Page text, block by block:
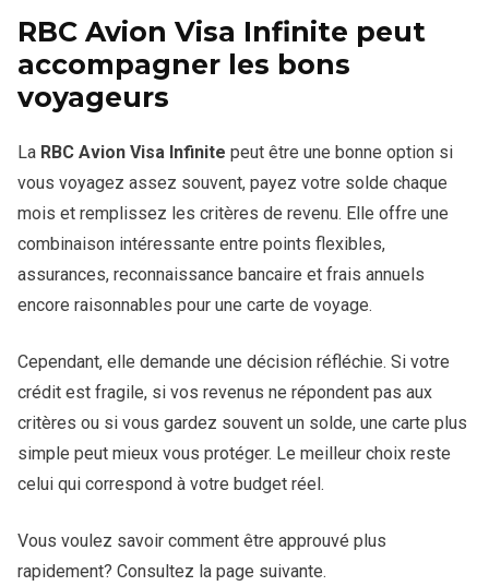
anniversaire. Donc, la valeur complète ne se gagne pas
forcément dès l’approbation.
Face à une carte avec remises en argent, la valeur est
moins immédiate, mais parfois plus intéressante pour un
voyageur organisé. Pour une personne qui voyage
rarement, l’avantage devient moins évident. Pour un
RBC Avion Visa Infinite peut
accompagner les bons
voyageurs
La RBC Avion Visa Infinite peut être une bonne option si
vous voyagez assez souvent, payez votre solde chaque
mois et remplissez les critères de revenu. Elle offre une
combinaison intéressante entre points flexibles,
assurances, reconnaissance bancaire et frais annuels
encore raisonnables pour une carte de voyage.
Cependant, elle demande une décision réfléchie. Si votre
crédit est fragile, si vos revenus ne répondent pas aux
critères ou si vous gardez souvent un solde, une carte plus
simple peut mieux vous protéger. Le meilleur choix reste
celui qui correspond à votre budget réel.
Vous voulez savoir comment être approuvé plus
rapidement? Consultez la page suivante.